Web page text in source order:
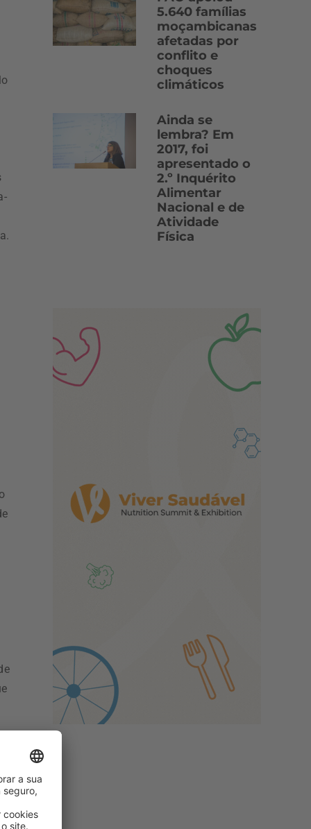
5.640 famílias
moçambicanas
afetadas por
conflito e
choques
climáticos
Ainda se
lembra? Em
2017, foi
apresentado o
2.º Inquérito
Alimentar
Nacional e de
Atividade
Física